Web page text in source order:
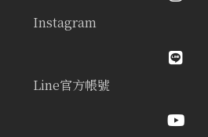
Instagram
Line官方帳號